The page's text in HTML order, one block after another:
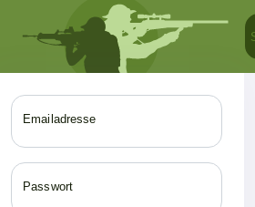
Emailadresse
Passwort